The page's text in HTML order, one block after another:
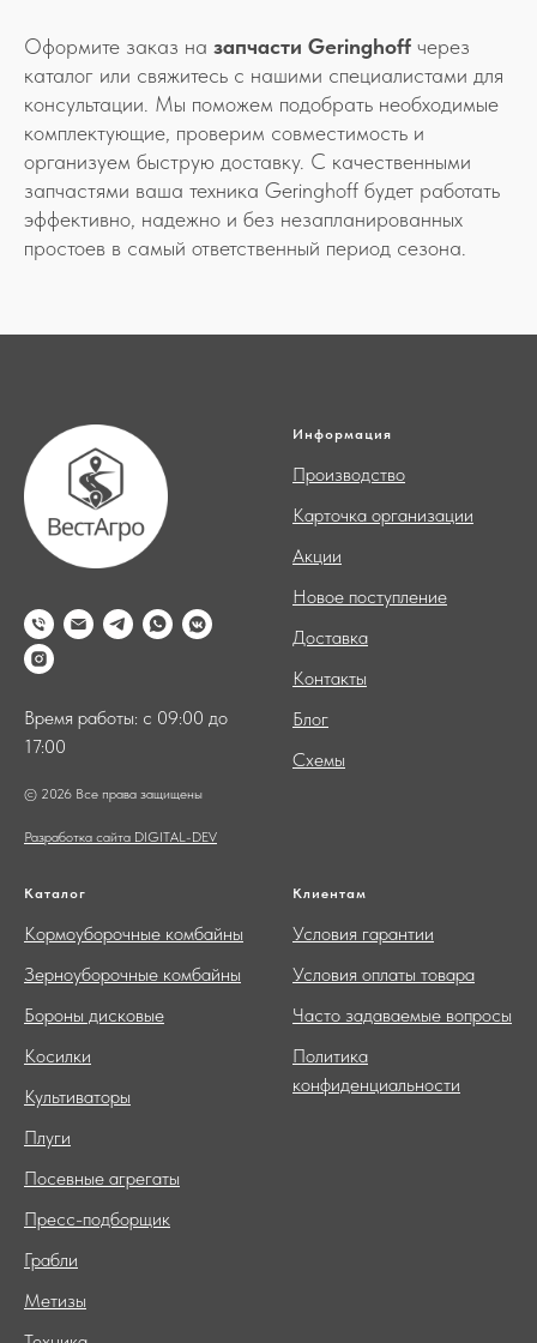
Оформите заказ на запчасти Geringhoff через
каталог или свяжитесь с нашими специалистами для
консультации. Мы поможем подобрать необходимые
комплектующие, проверим совместимость и
организуем быструю доставку. С качественными
запчастями ваша техника Geringhoff будет работать
эффективно, надежно и без незапланированных
простоев в самый ответственный период сезона.
Время работы: с 09:00 до
17:00
© 2026 Все права защищены
Разработка сайта DIGITAL-DEV
Информация
Производство
Карточка организации
Акции
Новое поступление
Доставка
Контакты
Блог
Схемы
Каталог
Кормоуборочные комбайны
Зерноуборочные комбайны
Бороны дисковые
Косилки
Культиваторы
Плуги
Посевные агрегаты
Пресс-подборщик
Грабли
Метизы
Клиентам
Условия гарантии
Условия оплаты товара
Часто задаваемые вопросы
Политика
конфиденциальности